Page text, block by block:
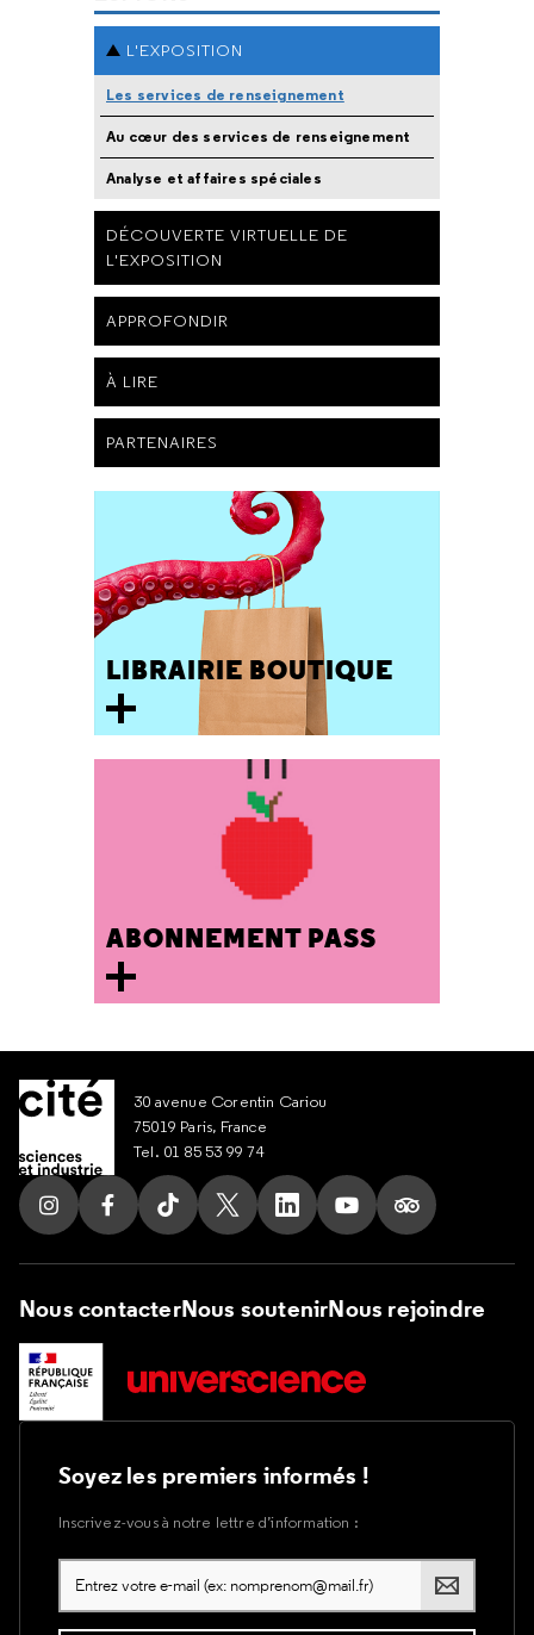
L'EXPOSITION
Les services de renseignement
Au cœur des services de renseignement
Analyse et affaires spéciales
DÉCOUVERTE VIRTUELLE DE
L'EXPOSITION
APPROFONDIR
À LIRE
PARTENAIRES
LIBRAIRIE BOUTIQUE
ABONNEMENT PASS
30 avenue Corentin Cariou
75019 Paris, France
Tel. 01 85 53 99 74
Suivez nous sur Instagram
Suivez nous sur Facebook
Suivez nous sur Tik Tok
Suivez nous sur X
Suivez nous sur LinkedIn
Suivez nous sur
Suivez nous
Nous contacterNous soutenirNous rejoindre
Soyez les premiers informés !
Inscrivez-vous à notre lettre d’information :